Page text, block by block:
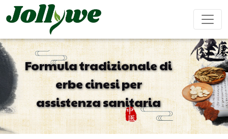
Sollievo
Stitichezza
Prodotti
per
Dimagrire
Integratori
Bellezza
Aumentare
Difese
Immunitarie
Maschile
Compresse
Capsula di
gelatina
Bevanda in
Polvere
Formula tradizionale di
erbe cinesi per
assistenza sanitaria